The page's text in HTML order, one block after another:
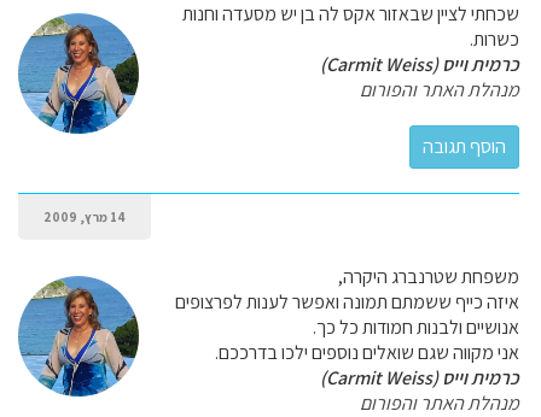
שכחתי לציין שבאזור אקס לה בן יש מסעדה וחנות
כשרות.
כרמית וייס (Carmit Weiss)
מנהלת האתר והפורום
14 מרץ, 2009
משפחת שטרנברג היקרה,
איזה כייף ששמתם תמונה ואפשר לענות לפרצופים
אנושיים ולבנות חמודות כל כך.
אני מקווה שגם שואלים נוספים ילכו בדרככם.
כרמית וייס (Carmit Weiss)
מנהלת האתר והפורום